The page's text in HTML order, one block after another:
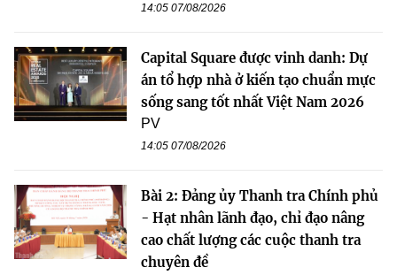
14:05 07/08/2026
Capital Square được vinh danh: Dự
án tổ hợp nhà ở kiến tạo chuẩn mực
sống sang tốt nhất Việt Nam 2026
PV
14:05 07/08/2026
Bài 2: Đảng ủy Thanh tra Chính phủ
- Hạt nhân lãnh đạo, chỉ đạo nâng
cao chất lượng các cuộc thanh tra
chuyên đề